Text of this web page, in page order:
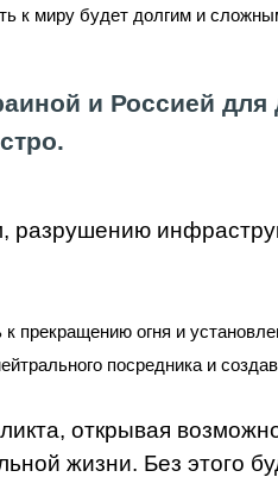
к миру будет долгим и
и Россией
прекращению огня и
посредника и
открывая
жизни. Без этого